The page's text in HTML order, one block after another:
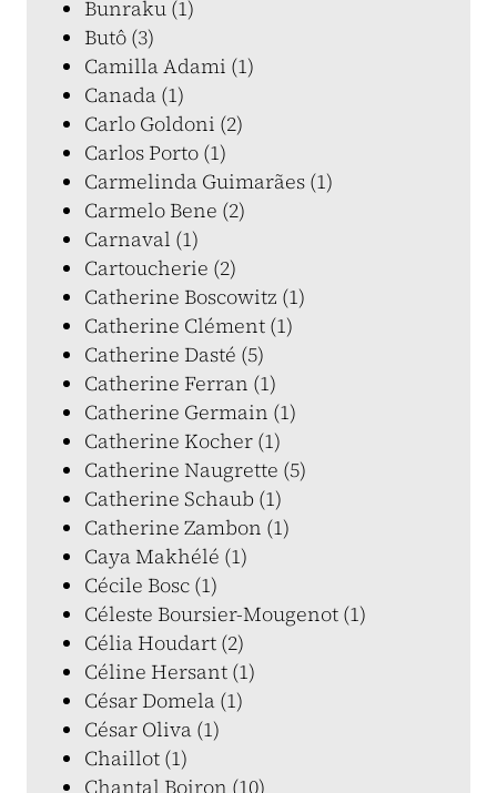
Bunraku (1)
Butô (3)
Camilla Adami (1)
Canada (1)
Carlo Goldoni (2)
Carlos Porto (1)
Carmelinda Guimarães (1)
Carmelo Bene (2)
Carnaval (1)
Cartoucherie (2)
Catherine Boscowitz (1)
Catherine Clément (1)
Catherine Dasté (5)
Catherine Ferran (1)
Catherine Germain (1)
Catherine Kocher (1)
Catherine Naugrette (5)
Catherine Schaub (1)
Catherine Zambon (1)
Caya Makhélé (1)
Cécile Bosc (1)
Céleste Boursier-Mougenot (1)
Célia Houdart (2)
Céline Hersant (1)
César Domela (1)
César Oliva (1)
Chaillot (1)
Chantal Boiron (10)